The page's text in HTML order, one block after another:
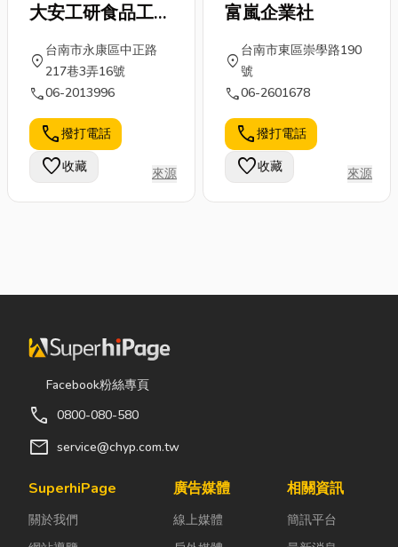
囊食品)
大安工研食品工廠
股份有限公司
location_on
台南市永康區中正路
217巷3弄16號
call06-2013996
call撥打電話
favorite收藏 來源
富嵐企業社
location_on
台南市東區崇學路190
號
call06-2601678
call撥打電話
favorite收藏 來源
Facebook粉絲專頁
call 0800-080-580
mail service@chyp.com.tw
SuperhiPage
關於我們
廣告媒體
線上媒體
相關資訊
簡訊平台